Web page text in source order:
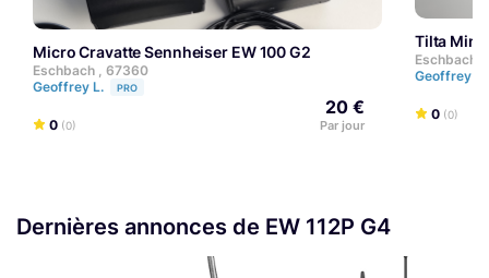
Micro Cravatte Sennheiser EW 100 G2
Eschbach , 67360
Geoffrey L.
PRO
0 (0)
20 €
Par jour
Tilta
Eschbach
Geoffrey L.
0 (0)
Dernières annonces de EW 112P G4